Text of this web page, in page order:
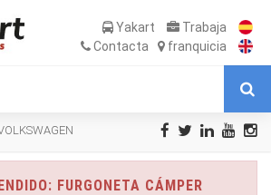
Yakart
Trabaja
Contacta
franquicia
FURGONETA CÁMPER